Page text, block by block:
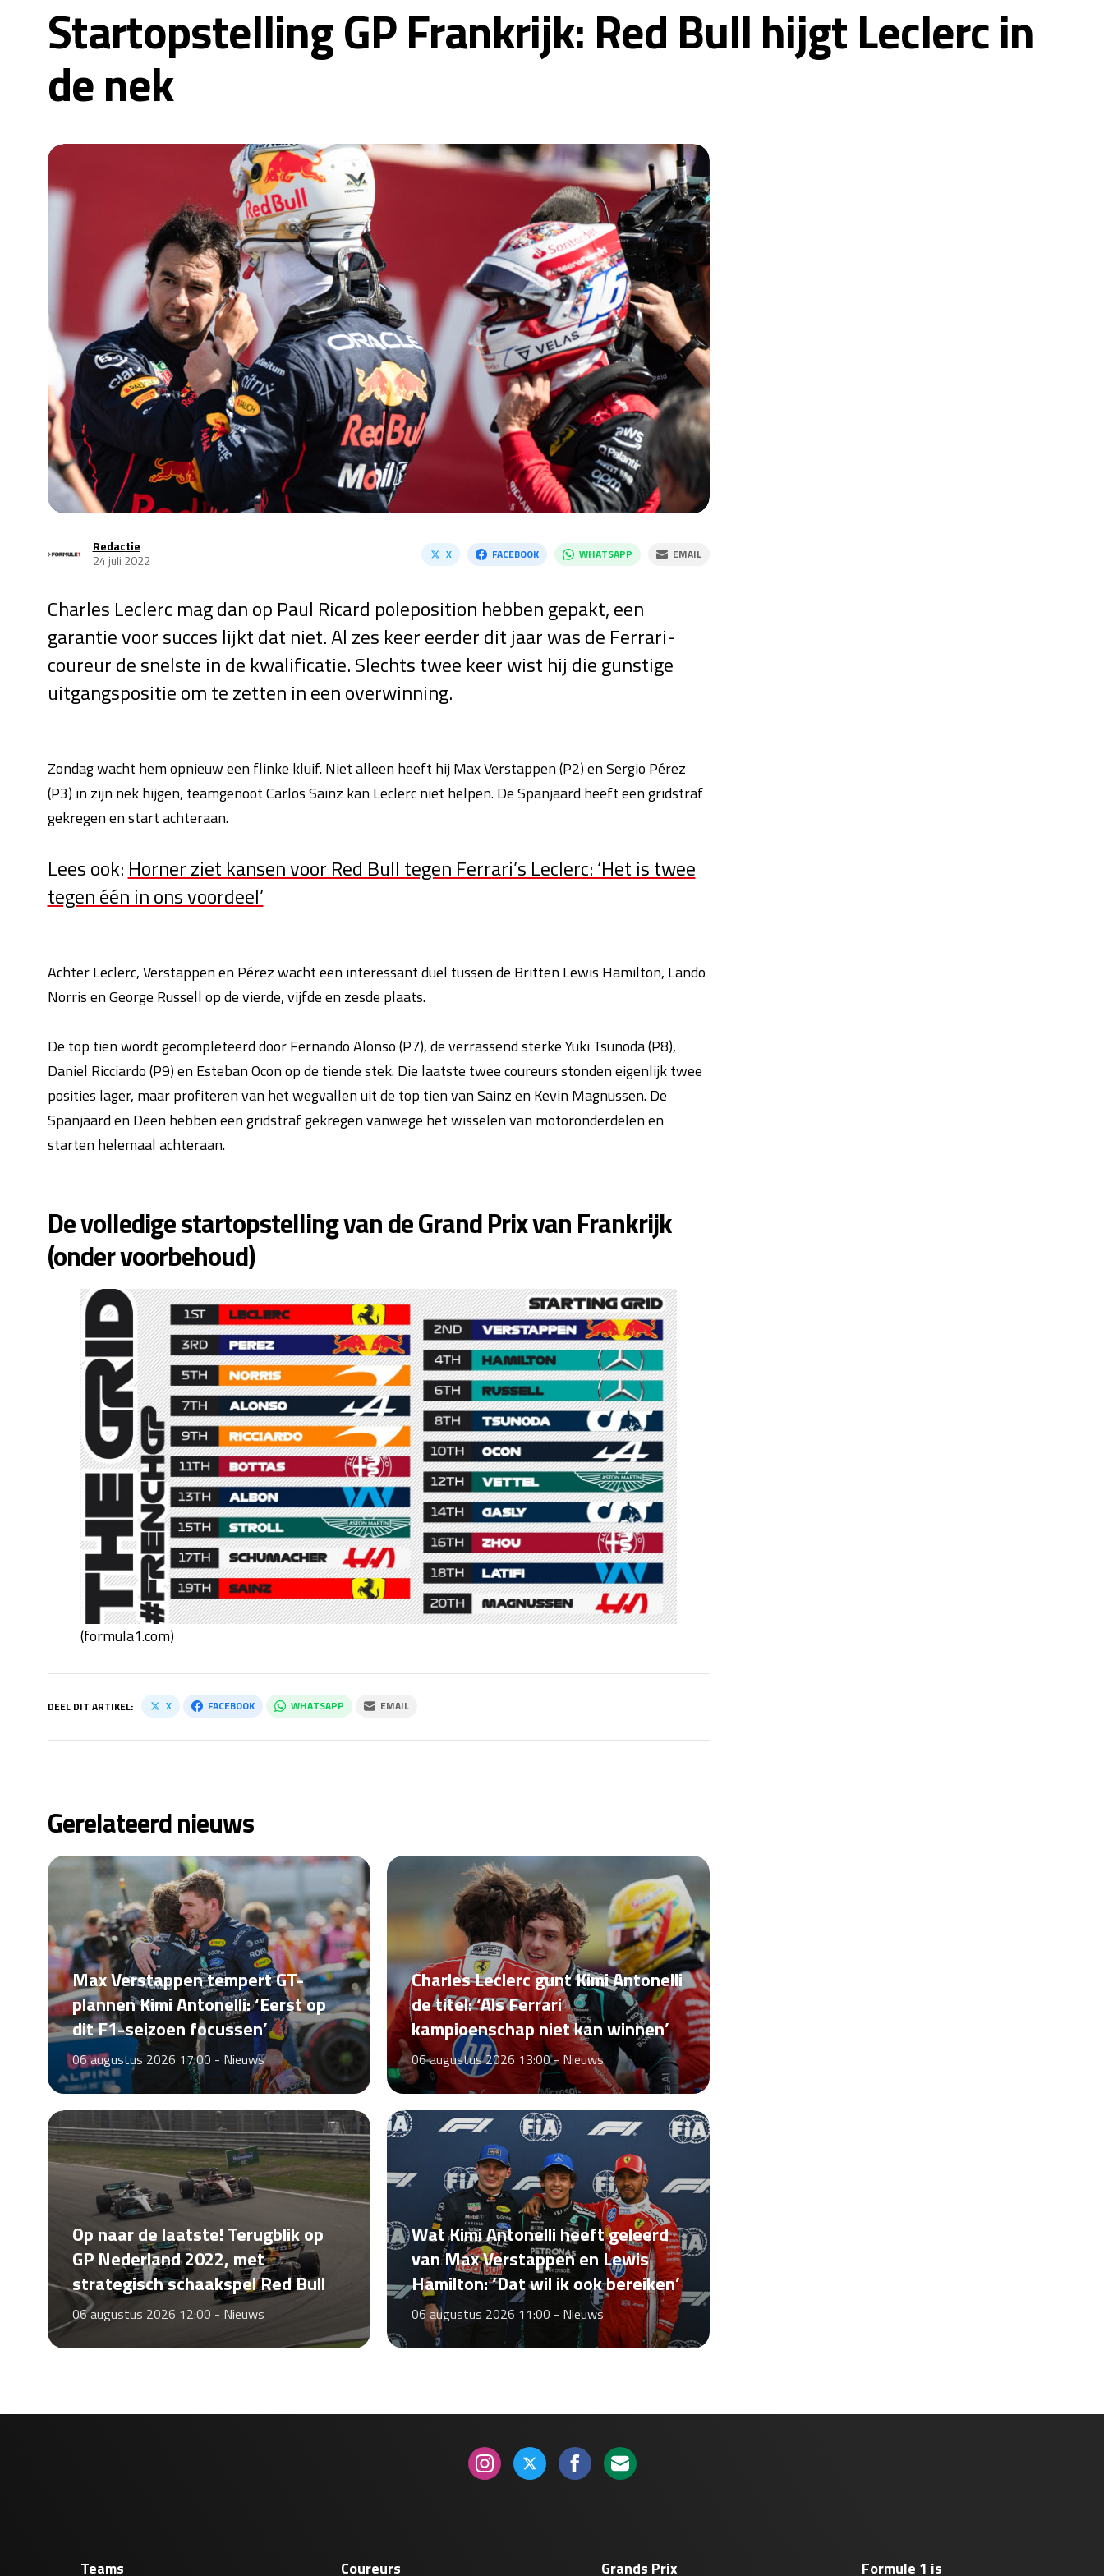
Startopstelling GP Frankrijk: Red Bull hijgt Leclerc in
de nek
Redactie
24 juli 2022
X FACEBOOK WHATSAPP EMAIL
Charles Leclerc mag dan op Paul Ricard poleposition hebben gepakt, een
garantie voor succes lijkt dat niet. Al zes keer eerder dit jaar was de Ferrari-
coureur de snelste in de kwalificatie. Slechts twee keer wist hij die gunstige
uitgangspositie om te zetten in een overwinning.
Zondag wacht hem opnieuw een flinke kluif. Niet alleen heeft hij Max Verstappen (P2) en Sergio Pérez
(P3) in zijn nek hijgen, teamgenoot Carlos Sainz kan Leclerc niet helpen. De Spanjaard heeft een gridstraf
gekregen en start achteraan.
Lees ook: Horner ziet kansen voor Red Bull tegen Ferrari’s Leclerc: ‘Het is twee
tegen één in ons voordeel’
Achter Leclerc, Verstappen en Pérez wacht een interessant duel tussen de Britten Lewis Hamilton, Lando
Norris en George Russell op de vierde, vijfde en zesde plaats.
De top tien wordt gecompleteerd door Fernando Alonso (P7), de verrassend sterke Yuki Tsunoda (P8),
Daniel Ricciardo (P9) en Esteban Ocon op de tiende stek. Die laatste twee coureurs stonden eigenlijk twee
posities lager, maar profiteren van het wegvallen uit de top tien van Sainz en Kevin Magnussen. De
Spanjaard en Deen hebben een gridstraf gekregen vanwege het wisselen van motoronderdelen en
starten helemaal achteraan.
De volledige startopstelling van de Grand Prix van Frankrijk
(onder voorbehoud)
(formula1.com)
DEEL DIT ARTIKEL: X FACEBOOK WHATSAPP EMAIL
Gerelateerd nieuws
Max Verstappen tempert GT-
plannen Kimi Antonelli: ‘Eerst op
dit F1-seizoen focussen’
06 augustus 2026 17:00 - Nieuws
Charles Leclerc gunt Kimi Antonelli
de titel: ‘Als Ferrari
kampioenschap niet kan winnen’
06 augustus 2026 13:00 -Nieuws
Op naar de laatste! Terugblik op
GP Nederland 2022, met
strategisch schaakspel Red Bull
06 augustus 2026 12:00 - Nieuws
Wat Kimi Antonelli heeft geleerd
van Max Verstappen en Lewis
Hamilton: ‘Dat wil ik ook bereiken’
06 augustus 2026 11:00 - Nieuws
Teams Coureurs Grands Prix Formule 1 is